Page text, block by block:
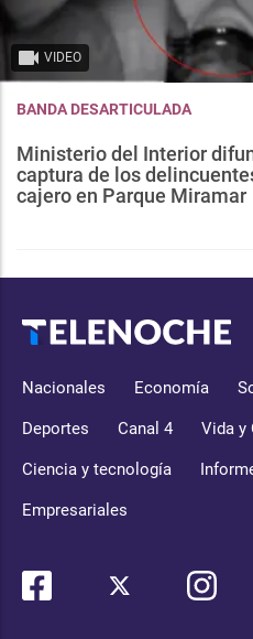
VIDEO
BANDA DESARTICULADA
Ministerio del Interior
captura de los
cajero en Parque Miramar
Nacionales Economía
Deportes Canal 4 Vida y
Ciencia y tecnología
Empresariales